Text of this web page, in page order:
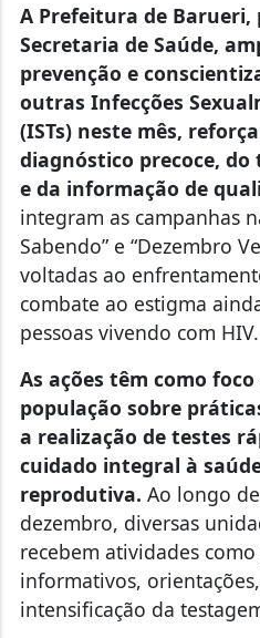
A Prefeitura de Barueri,
Secretaria de Saúde,
prevenção e
outras Infecções
(ISTs) neste mês,
diagnóstico precoce,
e da informação de
integram as campanhas
Sabendo” e “Dezembro
voltadas ao
combate ao estigma
pessoas vivendo com HIV.
As ações têm como
população sobre
a realização de testes
cuidado integral à
reprodutiva. Ao longo
dezembro, diversas
recebem atividades
informativos,
intensificação da